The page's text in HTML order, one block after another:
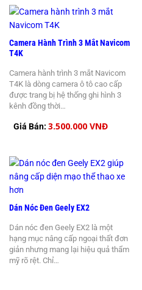
Camera Hành Trình 3 Mắt Navicom
T4K
Camera hành trình 3 mắt Navicom
T4K là dòng camera ô tô cao cấp
được trang bị hệ thống ghi hình 3
kênh đồng thời…
Giá Bán: 3.500.000 VNĐ
Dán Nóc Đen Geely EX2
Dán nóc đen Geely EX2 là một
hạng mục nâng cấp ngoại thất đơn
giản nhưng mang lại hiệu quả thẩm
mỹ rõ rệt. Chỉ…